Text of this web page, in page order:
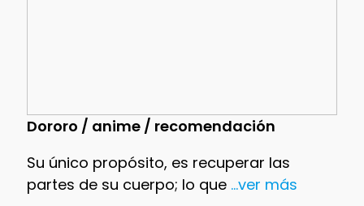
Dororo / anime / recomendación
Su único propósito, es recuperar las
partes de su cuerpo; lo que...ver más